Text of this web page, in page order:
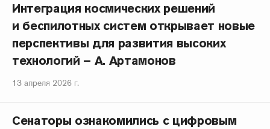
Интеграция космических решений
и беспилотных систем открывает новые
перспективы для развития высоких
технологий – А. Артамонов
13 апреля 2026 г.
Сенаторы ознакомились с цифровым